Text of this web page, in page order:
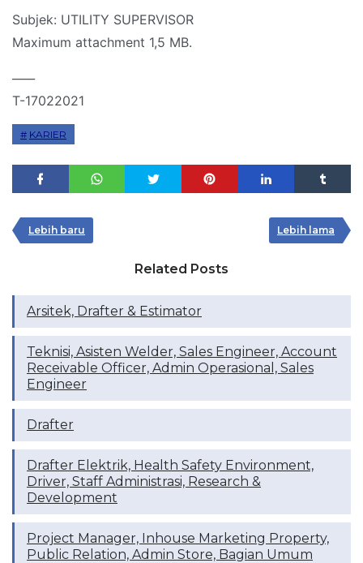
Subjek: UTILITY SUPERVISOR
Maximum attachment 1,5 MB.
T-17022021
KARIER
Lebih baru Lebih lama
Related Posts
Arsitek, Drafter & Estimator
Teknisi, Asisten Welder, Sales Engineer, Account
Receivable Officer, Admin Operasional, Sales
Engineer
Drafter
Drafter Elektrik, Health Safety Environment,
Driver, Staff Administrasi, Research &
Development
Project Manager, Inhouse Marketing Property,
Public Relation, Admin Store, Bagian Umum